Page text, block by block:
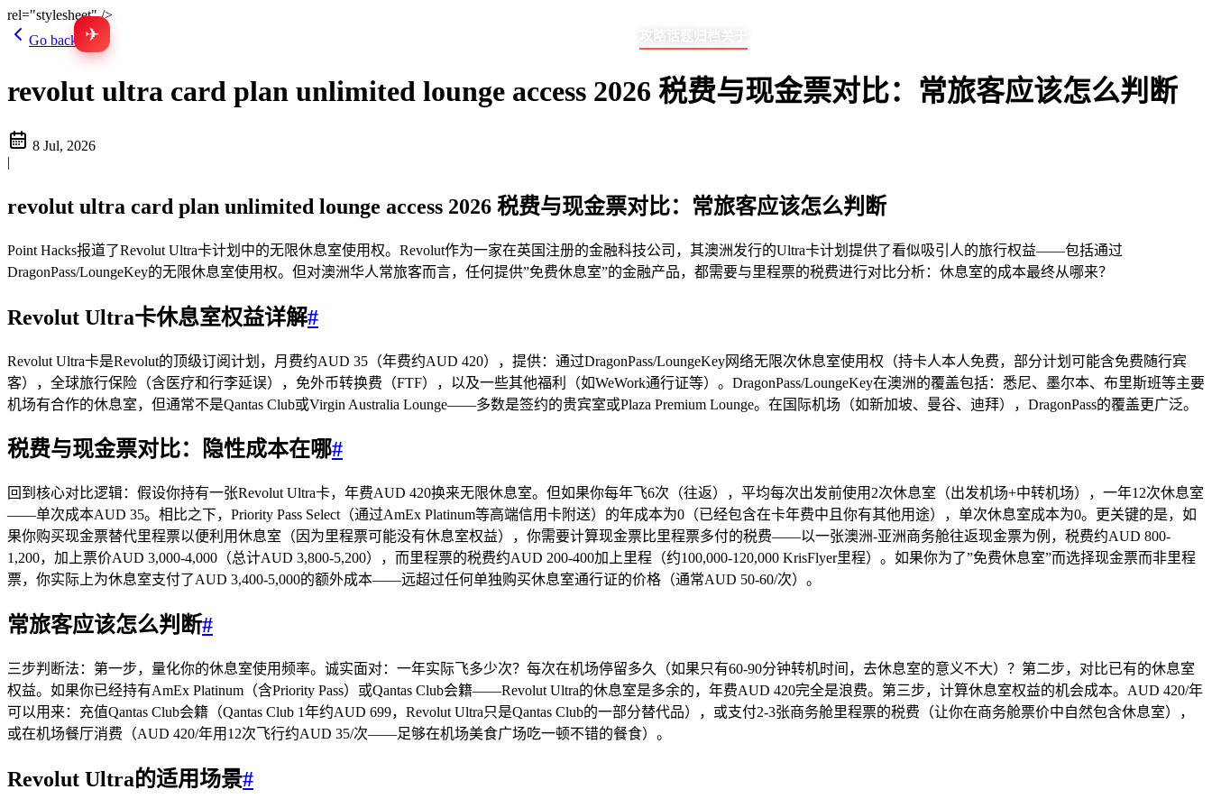
rel="stylesheet" />
✈ 攻略 话题 归档 关于
Go back
revolut ultra card plan unlimited lounge access 2026 税费与现金票对比：常旅客应该怎么判断
8 Jul, 2026
|
revolut ultra card plan unlimited lounge access 2026 税费与现金票对比：常旅客应该怎么判断
Point Hacks报道了Revolut Ultra卡计划中的无限休息室使用权。Revolut作为一家在英国注册的金融科技公司，其澳洲发行的Ultra卡计划提供了看似吸引人的旅行权益——包括通过
DragonPass/LoungeKey的无限休息室使用权。但对澳洲华人常旅客而言，任何提供”免费休息室”的金融产品，都需要与里程票的税费进行对比分析：休息室的成本最终从哪来？
Revolut Ultra卡休息室权益详解#
Revolut Ultra卡是Revolut的顶级订阅计划，月费约AUD 35（年费约AUD 420），提供：通过DragonPass/LoungeKey网络无限次休息室使用权（持卡人本人免费，部分计划可能含免费随行宾
客），全球旅行保险（含医疗和行李延误），免外币转换费（FTF），以及一些其他福利（如WeWork通行证等）。DragonPass/LoungeKey在澳洲的覆盖包括：悉尼、墨尔本、布里斯班等主要
机场有合作的休息室，但通常不是Qantas Club或Virgin Australia Lounge——多数是签约的贵宾室或Plaza Premium Lounge。在国际机场（如新加坡、曼谷、迪拜），DragonPass的覆盖更广泛。
税费与现金票对比：隐性成本在哪#
回到核心对比逻辑：假设你持有一张Revolut Ultra卡，年费AUD 420换来无限休息室。但如果你每年飞6次（往返），平均每次出发前使用2次休息室（出发机场+中转机场），一年12次休息室
——单次成本AUD 35。相比之下，Priority Pass Select（通过AmEx Platinum等高端信用卡附送）的年成本为0（已经包含在卡年费中且你有其他用途），单次休息室成本为0。更关键的是，如
果你购买现金票替代里程票以便利用休息室（因为里程票可能没有休息室权益），你需要计算现金票比里程票多付的税费——以一张澳洲-亚洲商务舱往返现金票为例，税费约AUD 800-
1,200，加上票价AUD 3,000-4,000（总计AUD 3,800-5,200），而里程票的税费约AUD 200-400加上里程（约100,000-120,000 KrisFlyer里程）。如果你为了”免费休息室”而选择现金票而非里程
票，你实际上为休息室支付了AUD 3,400-5,000的额外成本——远超过任何单独购买休息室通行证的价格（通常AUD 50-60/次）。
常旅客应该怎么判断#
三步判断法：第一步，量化你的休息室使用频率。诚实面对：一年实际飞多少次？每次在机场停留多久（如果只有60-90分钟转机时间，去休息室的意义不大）？第二步，对比已有的休息室
权益。如果你已经持有AmEx Platinum（含Priority Pass）或Qantas Club会籍——Revolut Ultra的休息室是多余的，年费AUD 420完全是浪费。第三步，计算休息室权益的机会成本。AUD 420/年
可以用来：充值Qantas Club会籍（Qantas Club 1年约AUD 699，Revolut Ultra只是Qantas Club的一部分替代品），或支付2-3张商务舱里程票的税费（让你在商务舱票价中自然包含休息室），
或在机场餐厅消费（AUD 420/年用12次飞行约AUD 35/次——足够在机场美食广场吃一顿不错的餐食）。
Revolut Ultra的适用场景#